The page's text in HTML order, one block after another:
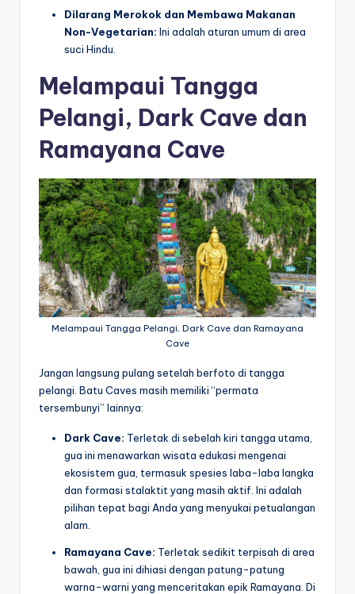
Dilarang Merokok dan Membawa Makanan
Non-Vegetarian: Ini adalah aturan umum di area
suci Hindu.
Melampaui Tangga
Pelangi, Dark Cave dan
Ramayana Cave
Melampaui Tangga Pelangi, Dark Cave dan Ramayana
Cave
Jangan langsung pulang setelah berfoto di tangga
pelangi. Batu Caves masih memiliki “permata
tersembunyi” lainnya:
Dark Cave: Terletak di sebelah kiri tangga utama,
gua ini menawarkan wisata edukasi mengenai
ekosistem gua, termasuk spesies laba-laba langka
dan formasi stalaktit yang masih aktif. Ini adalah
pilihan tepat bagi Anda yang menyukai petualangan
alam.
Ramayana Cave: Terletak sedikit terpisah di area
bawah, gua ini dihiasi dengan patung-patung
warna-warni yang menceritakan epik Ramayana. Di